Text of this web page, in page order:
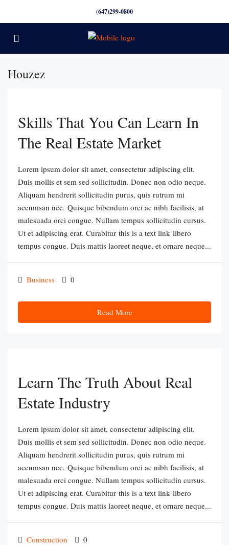
(647)299-0800
Houzez
Skills That You Can Learn In
The Real Estate Market
Lorem ipsum dolor sit amet, consectetur adipiscing elit.
Duis mollis et sem sed sollicitudin. Donec non odio neque.
Aliquam hendrerit sollicitudin purus, quis rutrum mi
accumsan nec. Quisque bibendum orci ac nibh facilisis, at
malesuada orci congue. Nullam tempus sollicitudin cursus.
Ut et adipiscing erat. Curabitur this is a text link libero
tempus congue. Duis mattis laoreet neque, et ornare neque...
Business 0
Read More
Learn The Truth About Real
Estate Industry
Lorem ipsum dolor sit amet, consectetur adipiscing elit.
Duis mollis et sem sed sollicitudin. Donec non odio neque.
Aliquam hendrerit sollicitudin purus, quis rutrum mi
accumsan nec. Quisque bibendum orci ac nibh facilisis, at
malesuada orci congue. Nullam tempus sollicitudin cursus.
Ut et adipiscing erat. Curabitur this is a text link libero
tempus congue. Duis mattis laoreet neque, et ornare neque...
Construction 0